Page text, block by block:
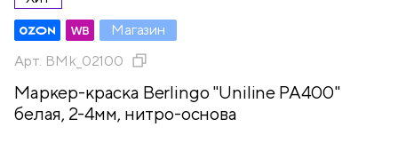
Магазин
Арт. BMk_02100
Маркер-краска Berlingo "Uniline PA400"
белая, 2-4мм, нитро-основа